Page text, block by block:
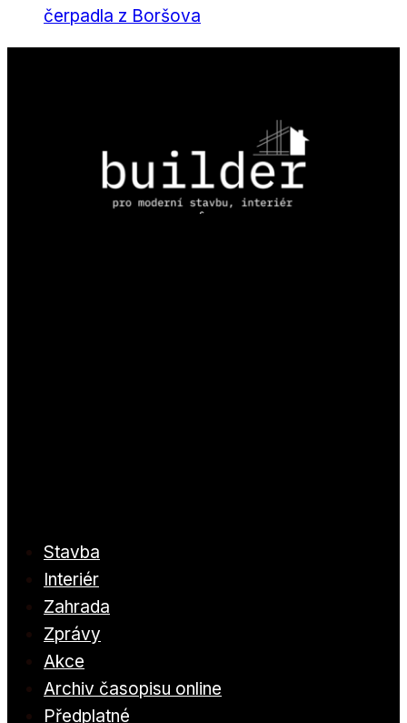
čerpadla z Boršova
Stavba
Interiér
Zahrada
Zprávy
Akce
Archiv časopisu online
Předplatné